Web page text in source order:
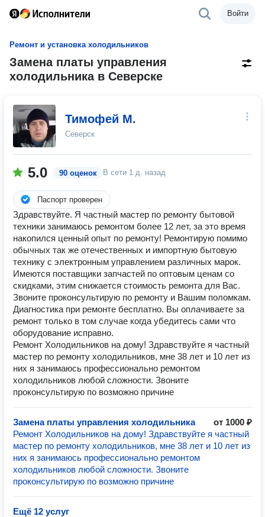
Войти
Ремонт и установка холодильников
Замена платы управления
холодильника в Северске
Тимофей М.
Северск
5.0 90 оценок В сети 1 д. назад
Паспорт проверен
Здравствуйте. Я частный мастер по ремонту бытовой
техники занимаюсь ремонтом более 12 лет, за это время
накопился ценный опыт по ремонту! Ремонтирую помимо
обычных так же отечественных и импортную бытовую
технику с электронным управлением различных марок.
Имеются поставщики запчастей по оптовым ценам со
скидками, этим снижается стоимость ремонта для Вас.
Звоните проконсультирую по ремонту и Вашим поломкам.
Диагностика при ремонте бесплатно. Вы оплачиваете за
ремонт только в том случае когда убедитесь сами что
оборудование исправно.
Ремонт Холодильников на дому! Здравствуйте я частный
мастер по ремонту холодильников, мне 38 лет и 10 лет из
них я занимаюсь профессионально ремонтом
холодильников любой сложности. Звоните
проконсультирую по возможно причине
Замена платы управления холодильника
от 1000 ₽
Ремонт Холодильников на дому! Здравствуйте я частный
мастер по ремонту холодильников, мне 38 лет и 10 лет из
них я занимаюсь профессионально ремонтом
холодильников любой сложности. Звоните
проконсультирую по возможно причине
Ещё 12 услуг